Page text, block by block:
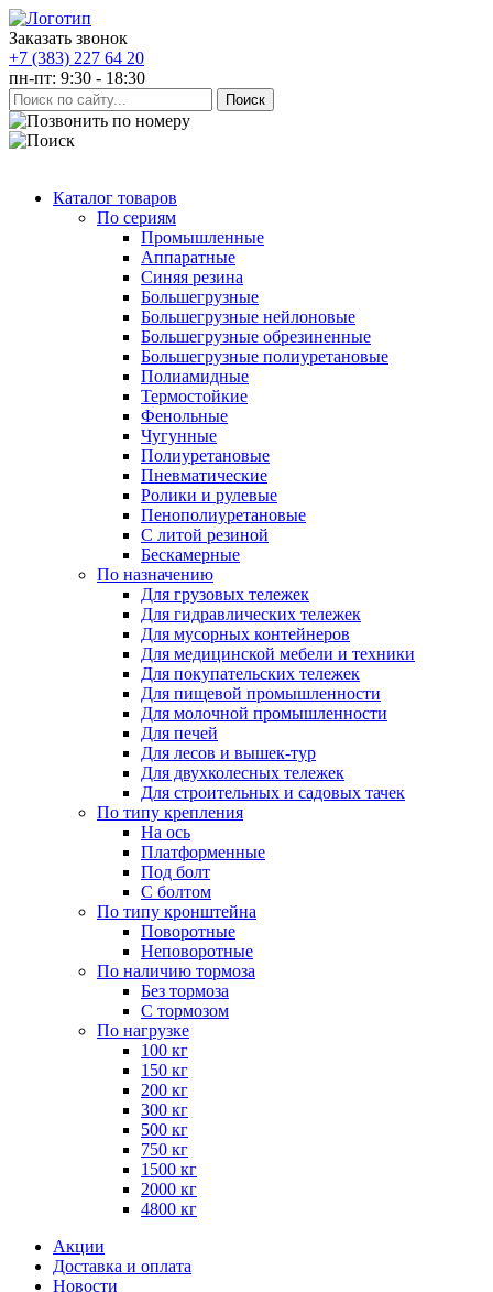
Заказать звонок
+7 (383) 227 64 20
пн-пт: 9:30 - 18:30
Каталог товаров
По сериям
Промышленные
Аппаратные
Синяя резина
Большегрузные
Большегрузные нейлоновые
Большегрузные обрезиненные
Большегрузные полиуретановые
Полиамидные
Термостойкие
Фенольные
Чугунные
Полиуретановые
Пневматические
Ролики и рулевые
Пенополиуретановые
С литой резиной
Бескамерные
По назначению
Для грузовых тележек
Для гидравлических тележек
Для мусорных контейнеров
Для медицинской мебели и техники
Для покупательских тележек
Для пищевой промышленности
Для молочной промышленности
Для печей
Для лесов и вышек-тур
Для двухколесных тележек
Для строительных и садовых тачек
По типу крепления
На ось
Платформенные
Под болт
С болтом
По типу кронштейна
Поворотные
Неповоротные
По наличию тормоза
Без тормоза
С тормозом
По нагрузке
100 кг
150 кг
200 кг
300 кг
500 кг
750 кг
1500 кг
2000 кг
4800 кг
Акции
Доставка и оплата
Новости